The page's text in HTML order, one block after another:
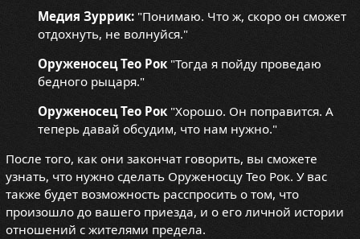
Медия Зуррик:"Понимаю. Что ж, скоро он сможет
отдохнуть, не волнуйся."
Оруженосец Тео Рок"Тогда я пойду проведаю
бедного рыцаря."
Оруженосец Тео Рок"Хорошо. Он поправится. А
теперь давай обсудим, что нам нужно."
После того, как они закончат говорить, вы сможете
узнать, что нужно сделать Оруженосцу Тео Рок. У вас
также будет возможность расспросить о том, что
произошло до вашего приезда, и о его личной истории
отношений с жителями предела.